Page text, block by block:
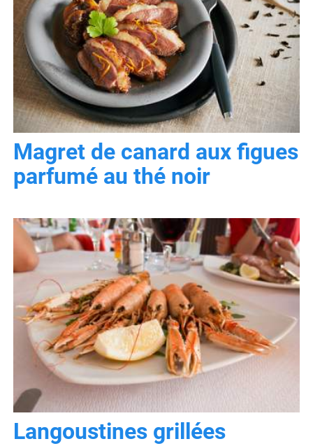
Magret de canard aux figues
parfumé au thé noir
Langoustines grillées